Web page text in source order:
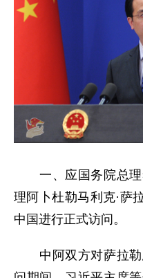
一、应国务院总理
理阿卜杜勒马利克·萨
中国进行正式访问。
中阿双方对萨拉勒